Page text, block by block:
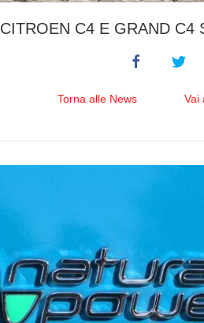
CITROEN C4 E GRAND C4
Torna alle News Vai